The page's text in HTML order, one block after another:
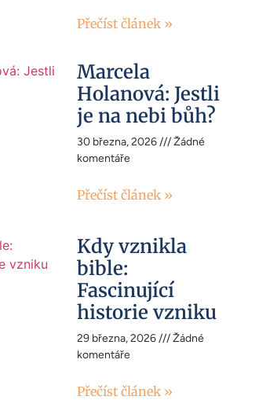
Přečíst článek »
Marcela
Holanová: Jestli
je na nebi bůh?
30 března, 2026
Žádné
komentáře
Přečíst článek »
Kdy vznikla
bible:
Fascinující
historie vzniku
29 března, 2026
Žádné
komentáře
Přečíst článek »